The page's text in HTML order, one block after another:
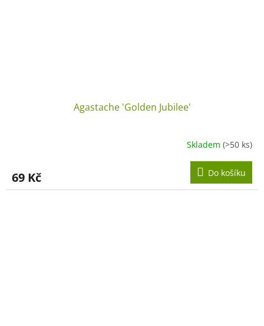
Agastache 'Golden Jubilee'
Skladem (>50 ks)
69 Kč Do košíku